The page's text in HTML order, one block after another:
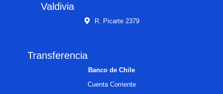
Valdivia
R. Picarte 2379
Transferencia
Banco de Chile
Cuenta Corriente